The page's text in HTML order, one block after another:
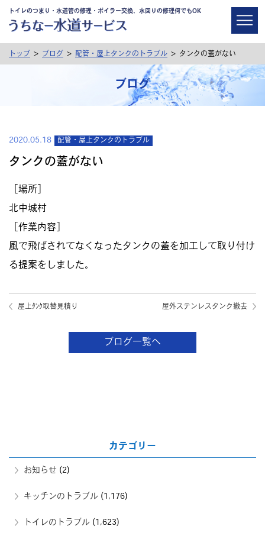
トイレのつまり・水道管の修理・ボイラー交換、水回りの修理何でもOK
トップ > ブログ > 配管・屋上タンクのトラブル > タンクの蓋がない
ブログ
2020.05.18 配管・屋上タンクのトラブル
タンクの蓋がない
［場所］
北中城村
［作業内容］
風で飛ばされてなくなったタンクの蓋を加工して取り付け
る提案をしました。
屋上ﾀﾝｸ取替見積り 屋外ステンレスタンク撤去
ブログ一覧へ
カテゴリー
お知らせ (2)
キッチンのトラブル (1,176)
トイレのトラブル (1,623)